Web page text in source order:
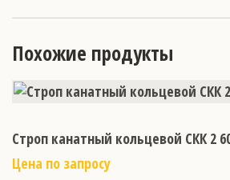
Похожие продукты
Строп канатный кольцевой СКК 2
Цена по запросу